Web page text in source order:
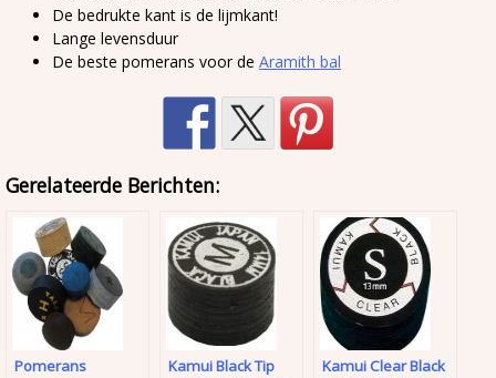
De bedrukte kant is de lijmkant!
Lange levensduur
De beste pomerans voor de Aramith bal
Gerelateerde Berichten:
Pomerans
Kamui Black Tip
Kamui Clear Black